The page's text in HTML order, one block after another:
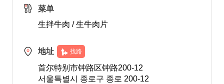
菜单
生拌牛肉 / 生牛肉片
地址 找路
首尔特别市钟路区钟路200-12
서울특별시 종로구 종로 200-12